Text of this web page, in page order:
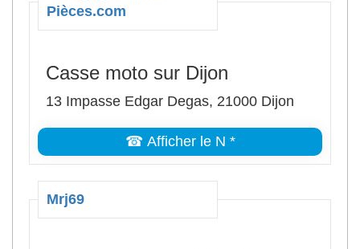
Pièces.com
Casse moto sur Dijon
13 Impasse Edgar Degas, 21000 Dijon
☎ Afficher le N *
Mrj69